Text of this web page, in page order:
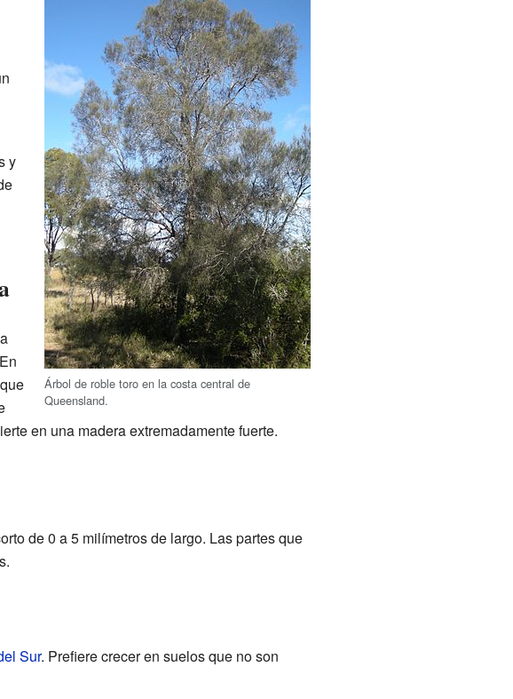
Árbol de roble toro en la costa central de
Queensland.
y
en una madera extremadamente fuerte.
de 0 a 5 milímetros de largo. Las partes que
Sur. Prefiere crecer en suelos que no son